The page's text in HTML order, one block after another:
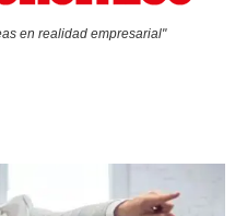
en realidad empresarial"